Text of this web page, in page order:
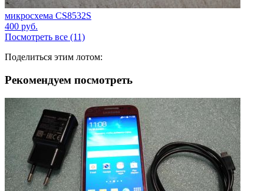
микросхема CS8532S
400 руб.
Посмотреть все (11)
Поделиться этим лотом:
Рекомендуем посмотреть